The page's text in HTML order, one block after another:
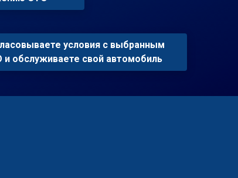
условия с выбранным
и обслуживаете свой автомобиль